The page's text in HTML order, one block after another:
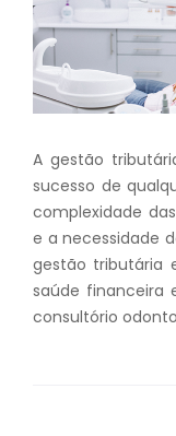
A gestão
sucesso de
complexidade
e a necessidade
gestão tributária
saúde financeira
consultório